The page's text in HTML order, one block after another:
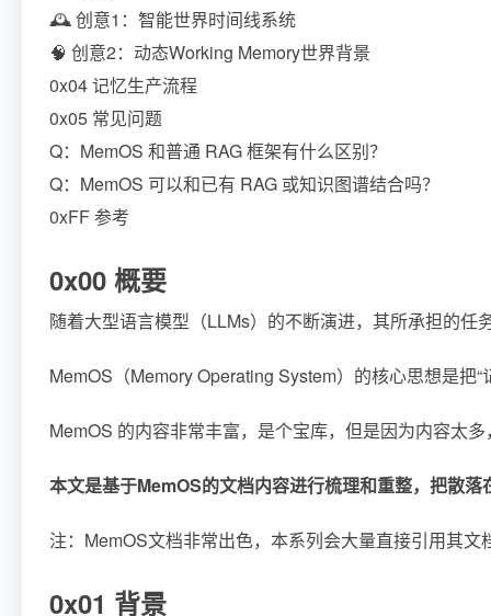
🕰️ 创意1：智能世界时间线系统
🧠 创意2：动态Working Memory世界背景
0x04 记忆生产流程
0x05 常见问题
Q：MemOS 和普通 RAG 框架有什么区别？
Q：MemOS 可以和已有 RAG 或知识图谱结合吗？
0xFF 参考
0x00 概要
随着大型语言模型（LLMs）的不断演进，其所承担的
MemOS（Memory Operating System）的核心思想是
MemOS 的内容非常丰富，是个宝库，但是因为内容太
本文是基于MemOS的文档内容进行梳理和重整，把散
注：MemOS文档非常出色，本系列会大量直接引用其文
0x01 背景